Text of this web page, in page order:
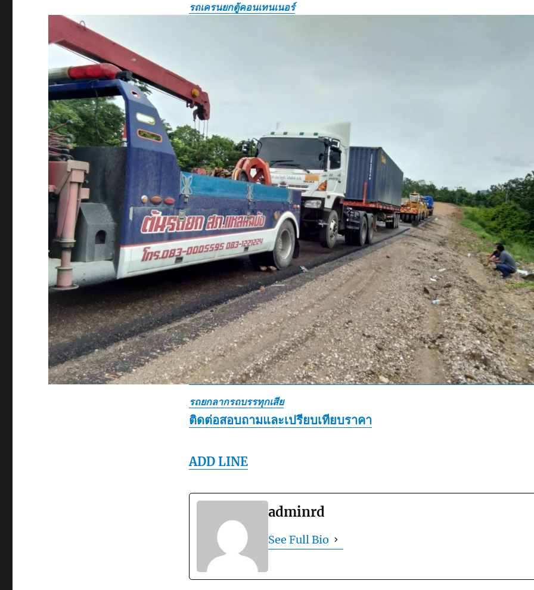
รถเครนยกตู้คอนเทนเนอร์
รถยกลากรถบรรทุกเสีย
ติดต่อสอบถามและเปรียบเทียบราคา
ADD LINE
adminrd
See Full Bio